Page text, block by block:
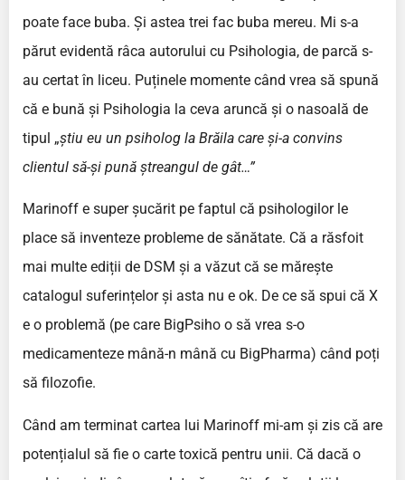
poate face buba. Și astea trei fac buba mereu. Mi s-a
părut evidentă râca autorului cu Psihologia, de parcă s-
au certat în liceu. Puținele momente când vrea să spună
că e bună și Psihologia la ceva aruncă și o nasoală de
tipul „știu eu un psiholog la Brăila care și-a convins
clientul să-și pună ștreangul de gât…”
Marinoff e super șucărit pe faptul că psihologilor le
place să inventeze probleme de sănătate. Că a răsfoit
mai multe ediții de DSM și a văzut că se mărește
catalogul suferințelor și asta nu e ok. De ce să spui că X
e o problemă (pe care BigPsiho o să vrea s-o
medicamenteze mână-n mână cu BigPharma) când poți
să filozofie.
Când am terminat cartea lui Marinoff mi-am și zis că are
potențialul să fie o carte toxică pentru unii. Că dacă o